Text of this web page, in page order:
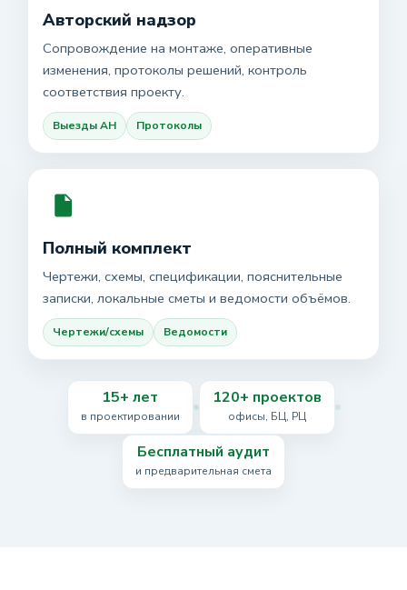
Авторский надзор
Сопровождение на монтаже, оперативные
изменения, протоколы решений, контроль
соответствия проекту.
Выезды АН Протоколы
Полный комплект
Чертежи, схемы, спецификации, пояснительные
записки, локальные сметы и ведомости объёмов.
Чертежи/схемы Ведомости
15+ лет
в проектировании
120+ проектов
офисы, БЦ, РЦ
Бесплатный аудит
и предварительная смета